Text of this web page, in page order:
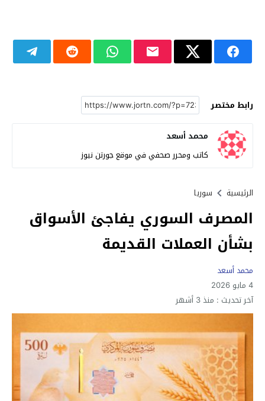
رابط مختصر
محمد أسعد
كاتب ومحرر صحفي في موقع جورتن نيوز
الرئيسية سوريا
المصرف السوري يفاجئ الأسواق
بشأن العملات القديمة
محمد أسعد
4 مايو 2026
آخر تحديث : منذ 3 أشهر